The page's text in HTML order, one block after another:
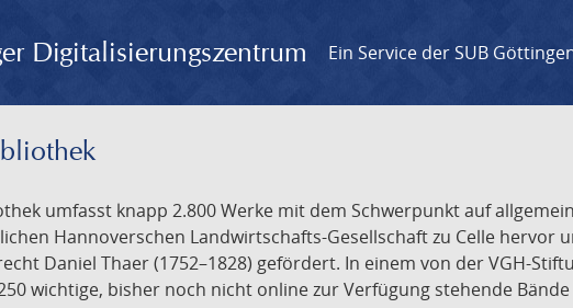
Digitalisierungszentrum Ein Service der SUB
umfasst knapp 2.800 Werke mit dem Schwerpunkt auf
Hannoverschen Landwirtschafts-Gesellschaft zu Celle
Daniel Thaer (1752–1828) gefördert. In einem von der VGH-
wichtige, bisher noch nicht online zur Verfügung stehende